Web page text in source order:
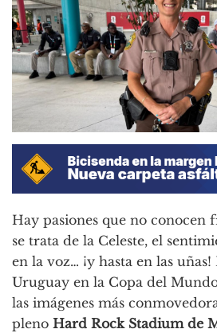
Hay pasiones que no conocen
se trata de la Celeste, el
en la voz… ¡y hasta en las
Uruguay en la Copa del
las imágenes más
pleno Hard Rock Stadium de